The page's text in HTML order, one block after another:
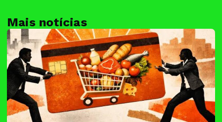
Mais notícias